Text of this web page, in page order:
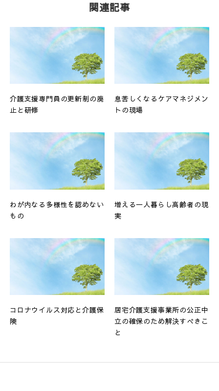
関連記事
介護支援専門員の更新制の廃
止と研修
息苦しくなるケアマネジメン
トの現場
わが内なる多様性を認めない
もの
増える一人暮らし高齢者の現
実
コロナウイルス対応と介護保
険
居宅介護支援事業所の公正中
立の確保のため解決すべきこ
と